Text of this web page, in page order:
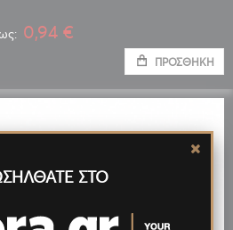
0,94 €
ΠΡΟΣΘΉΚΗ
ΣΤΟ